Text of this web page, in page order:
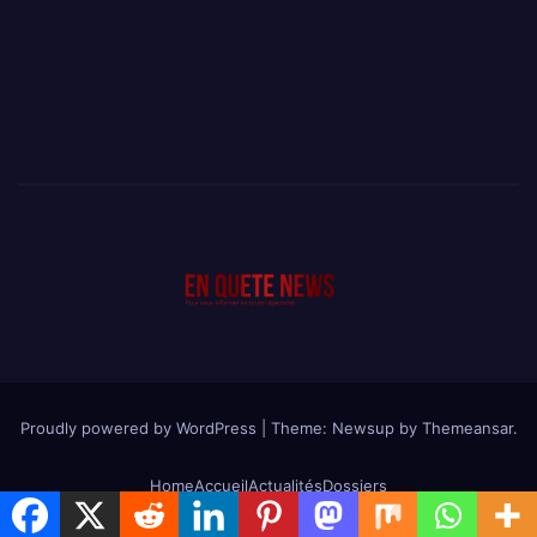
Proudly powered by WordPress Theme: Newsup by Themeansar.
HomeAccueilActualitésDossiers